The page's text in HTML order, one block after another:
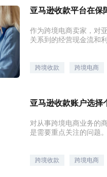
亚马逊收款平台在保
作为跨境电商卖家，对
关系到的经营现金流和利
跨境收款 跨境电商
亚马逊收款账户选择
对从事跨境电商业务的
是需要重点关注的问题。
跨境收款 跨境电商